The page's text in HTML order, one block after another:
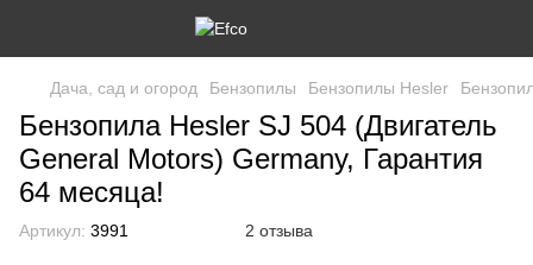
Дача, сад и огород Бензопилы Бензопилы Hesler
Бензопила Hesler SJ 504 (Двигатель
General Motors) Germany, Гарантия
64 месяца!
Артикул: 3991 2 отзыва